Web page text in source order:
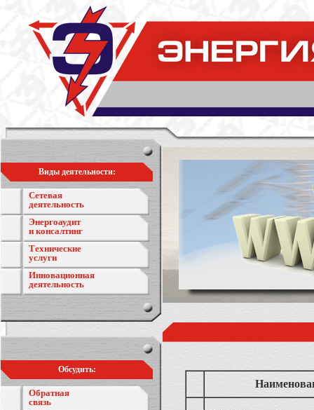
Виды деятельности:
Сетевая
деятельность
Энергоаудит
и консалтинг
Технические
услуги
Инновационная
деятельность
Обсудить:
Обратная
связь